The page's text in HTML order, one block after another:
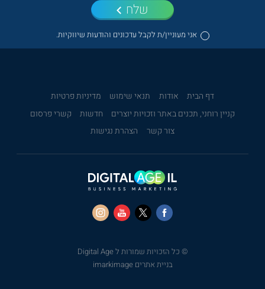
אני מעוניין/ת לקבל עדכונים והודעות שיווקיות.
שלח
דף הבית אודות תנאי שימוש
מדיניות פרטיות
קניין רוחני, תכנים באתר וזכויות יוצרים
חדשות
קשרי פרסום
צור קשר
הצהרת נגישות
© כל הזכויות שמורות ל Digital Age
בניית אתרים imarkimage